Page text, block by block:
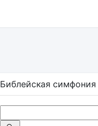
Библейская симфония